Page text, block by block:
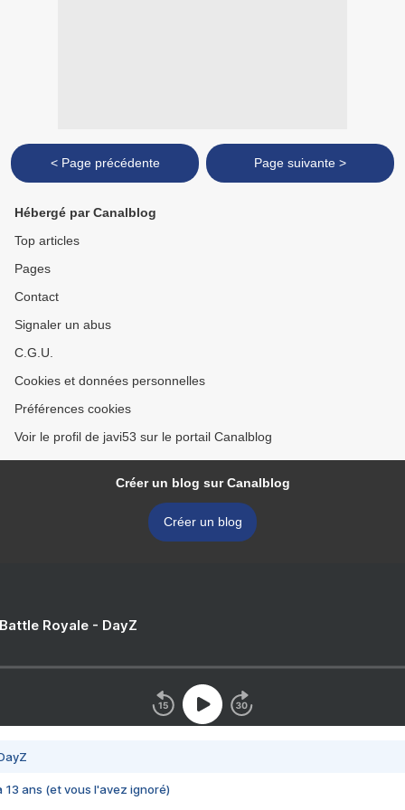
< Page précédente Page suivante >
Hébergé par Canalblog
Top articles
Pages
Contact
Signaler un abus
C.G.U.
Cookies et données personnelles
Préférences cookies
Voir le profil de javi53 sur le portail Canalblog
Créer un blog sur Canalblog
Créer un blog
Royale - DayZ
13 ans (et vous l'avez ignoré)